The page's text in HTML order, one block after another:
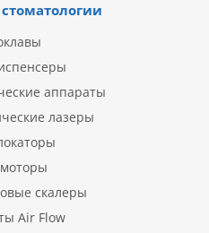
аппараты
лазеры
скалеры
Air Flow